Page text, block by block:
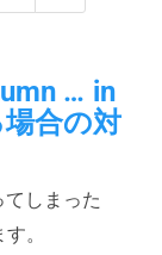
… in
場合の対
しまった
。